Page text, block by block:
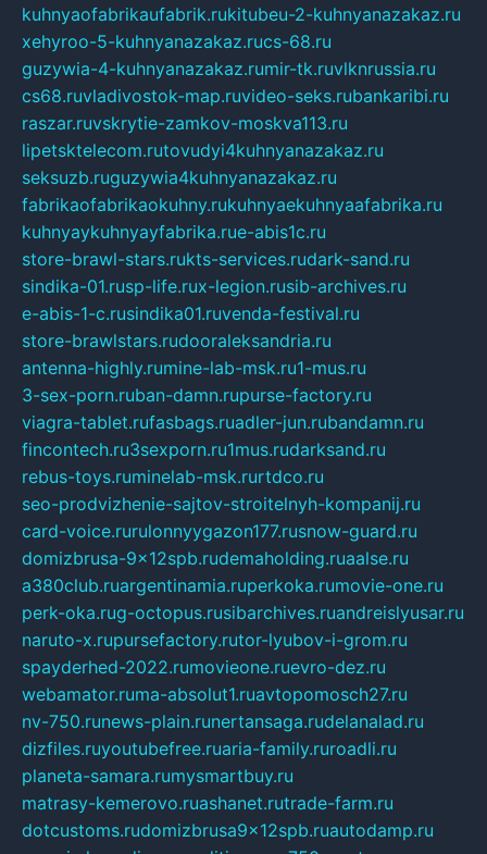
kuhnyaofabrikaufabrik.rukitubeu-2-kuhnyanazakaz.ru
xehyroo-5-kuhnyanazakaz.rucs-68.ru
guzywia-4-kuhnyanazakaz.rumir-tk.ruvlknrussia.ru
cs68.ruvladivostok-map.ruvideo-seks.rubankaribi.ru
raszar.ruvskrytie-zamkov-moskva113.ru
lipetsktelecom.rutovudyi4kuhnyanazakaz.ru
seksuzb.ruguzywia4kuhnyanazakaz.ru
fabrikaofabrikaokuhny.rukuhnyaekuhnyaafabrika.ru
kuhnyaykuhnyayfabrika.rue-abis1c.ru
store-brawl-stars.rukts-services.rudark-sand.ru
sindika-01.rusp-life.rux-legion.rusib-archives.ru
e-abis-1-c.rusindika01.ruvenda-festival.ru
store-brawlstars.rudooraleksandria.ru
antenna-highly.rumine-lab-msk.ru1-mus.ru
3-sex-porn.ruban-damn.rupurse-factory.ru
viagra-tablet.rufasbags.ruadler-jun.rubandamn.ru
fincontech.ru3sexporn.ru1mus.rudarksand.ru
rebus-toys.ruminelab-msk.rurtdco.ru
seo-prodvizhenie-sajtov-stroitelnyh-kompanij.ru
card-voice.rurulonnyygazon177.rusnow-guard.ru
domizbrusa-9x12spb.rudemaholding.ruaalse.ru
a380club.ruargentinamia.ruperkoka.rumovie-one.ru
perk-oka.rug-octopus.rusibarchives.ruandreislyusar.ru
naruto-x.rupursefactory.rutor-lyubov-i-grom.ru
spayderhed-2022.rumovieone.ruevro-dez.ru
webamator.ruma-absolut1.ruavtopomosch27.ru
nv-750.runews-plain.runertansaga.rudelanalad.ru
dizfiles.ruyoutubefree.ruaria-family.ruroadli.ru
planeta-samara.rumysmartbuy.ru
matrasy-kemerovo.ruashanet.rutrade-farm.ru
dotcustoms.rudomizbrusa9x12spb.ruautodamp.ru